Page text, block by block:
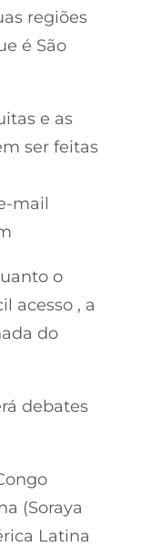
regiões
é São
e as
ser feitas
mail
o
acesso , a
do
debates
(Soraya
Latina